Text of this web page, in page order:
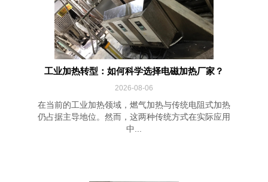
工业加热转型：如何科学选择电磁加热厂家？
2026-08-06
在当前的工业加热领域，燃气加热与传统电阻式加热
仍占据主导地位。然而，这两种传统方式在实际应用
中...